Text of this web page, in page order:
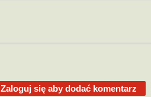
Zaloguj się aby dodać komentarz